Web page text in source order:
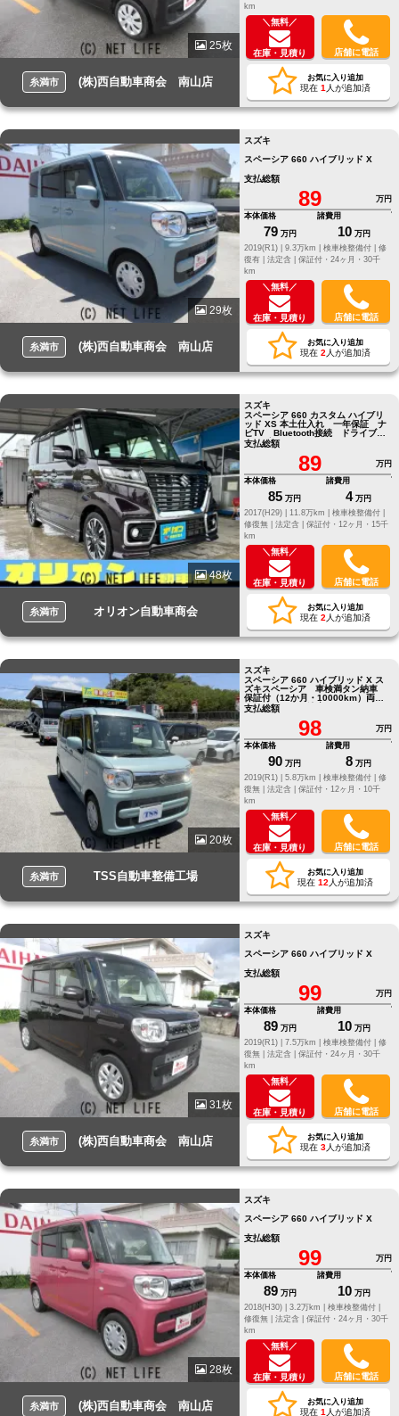
25枚
糸満市 (株)西自動車商会 南山店
km
＼無料／
在庫・見積り 店舗に電話
お気に入り追加
現在 1 人が追加済
29枚
糸満市 (株)西自動車商会 南山店
スズキ
スペーシア 660 ハイブリッド X
支払総額
89
万円
本体価格
79 万円
諸費用
10 万円
2019(R1) |
9.3万km | 検車検整備付 | 修
復有 | 法定含 | 保証付・24ヶ月・30千
km
＼無料／
在庫・見積り 店舗に電話
お気に入り追加
現在 2 人が追加済
48枚
糸満市 オリオン自動車商会
スズキ
スペーシア 660 カスタム ハイブリ
ッド XS 本土仕入れ 一年保証 ナ
ビTV Bluetooth接続 ドライブレ
コーダー ETC バックカメラ
支払総額
89
万円
本体価格
85 万円
諸費用
4 万円
2017(H29) |
11.8万km |
検車検整備付 |
修復無 | 法定含 | 保証付・12ヶ月・15千
km
＼無料／
在庫・見積り 店舗に電話
お気に入り追加
現在 2 人が追加済
20枚
糸満市 TSS自動車整備工場
スズキ
スペーシア 660 ハイブリッド X ス
ズキスペーシア 車検満タン納車
保証付（12か月・10000km）両側
スライドドア 錆止めあり
支払総額
98
万円
本体価格
90 万円
諸費用
8 万円
2019(R1) |
5.8万km | 検車検整備付 | 修
復無 | 法定含 | 保証付・12ヶ月・10千
km
＼無料／
在庫・見積り 店舗に電話
お気に入り追加
現在 12 人が追加済
31枚
糸満市 (株)西自動車商会 南山店
スズキ
スペーシア 660 ハイブリッド X
支払総額
99
万円
本体価格
89 万円
諸費用
10 万円
2019(R1) |
7.5万km | 検車検整備付 | 修
復無 | 法定含 | 保証付・24ヶ月・30千
km
＼無料／
在庫・見積り 店舗に電話
お気に入り追加
現在 3人が追加済
28枚
糸満市 (株)西自動車商会 南山店
スズキ
スペーシア 660 ハイブリッド X
支払総額
99
万円
本体価格
89 万円
諸費用
10 万円
2018(H30) |
3.2万km |
検車検整備付 |
修復無 | 法定含 | 保証付・24ヶ月・30千
km
＼無料／
在庫・見積り 店舗に電話
お気に入り追加
現在 1 人が追加済